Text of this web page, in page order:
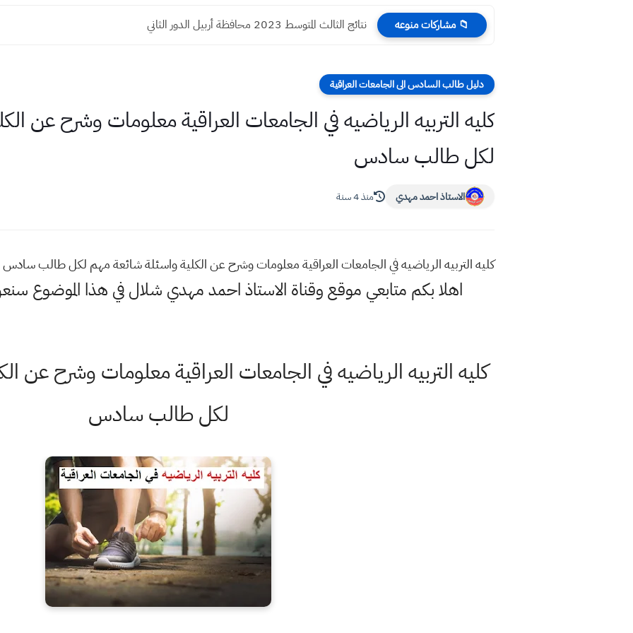
📁 مشاركات منوعه نتائج الثالث المتوسط 2023 محافظة أربيل الدور الثاني
دليل طالب السادس الى الجامعات العراقية
كليه التربيه الرياضيه في الجامعات العراقية معلومات وشرح عن
لكل طالب سادس
الاستاذ احمد مهدي منذ 4 سنة
كليه التربيه الرياضيه في الجامعات العراقية معلومات وشرح عن الكلية واسئلة شائعة مهم لكل طالب سادس
اهلا بكم متابعي موقع وقناة الاستاذ احمد مهدي شلال في هذا الموضوع
كليه التربيه الرياضيه في الجامعات العراقية معلومات وشرح عن
لكل طالب سادس